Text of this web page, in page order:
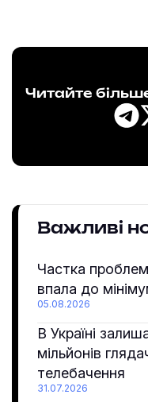
Читайте
Важливі
Частка
впала до
05.08.2026
В Україні
мільйонів
телебачення
31.07.2026